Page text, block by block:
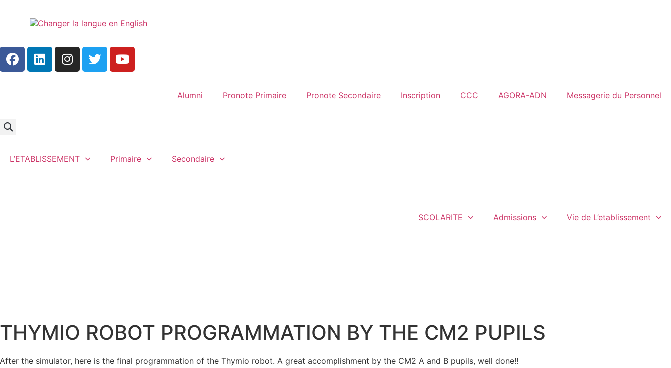
Alumni Pronote Primaire Pronote Secondaire Inscription CCC AGORA-ADN Messagerie du Personnel
L’ETABLISSEMENT Primaire Secondaire
SCOLARITE Admissions Vie de L’etablissement
THYMIO ROBOT PROGRAMMATION BY THE CM2 PUPILS
After the simulator, here is the final programmation of the Thymio robot. A great accomplishment by the CM2 A and B pupils, well done!!